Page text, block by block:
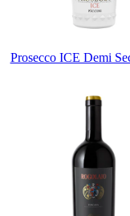
Prosecco ICE Demi